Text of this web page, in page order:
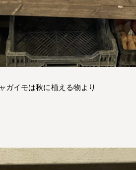
ガイモは秋に植える物より